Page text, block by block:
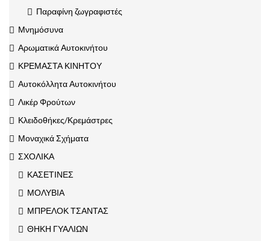
Παραφίνη ζωγραφιστές
Μνημόσυνα
Αρωματικά Αυτοκινήτου
ΚΡΕΜΑΣΤΑ ΚΙΝΗΤΟΥ
Αυτοκόλλητα Αυτοκινήτου
Λικέρ Φρούτων
Κλειδοθήκες/Κρεμάστρες
Μοναχικά Σχήματα
ΣΧΟΛΙΚΑ
ΚΑΣΕΤΙΝΕΣ
ΜΟΛΥΒΙΑ
ΜΠΡΕΛΟΚ ΤΣΑΝΤΑΣ
ΘΗΚΗ ΓΥΑΛΙΩΝ